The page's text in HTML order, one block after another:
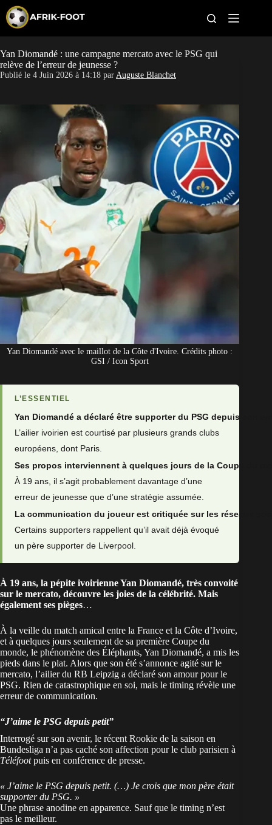
p
t
o
c
o
t
CAN féminine
Classement
Paris sportifs
Yan Diomandé : une campagne mercato avec le PSG qui
relève de l’erreur de jeunesse ?
Publié le 4 Juin 2026 à 14:18 par Auguste Blanchet
Yan Diomandé avec le maillot de la Côte d'Ivoire. Crédits photo :
GSI / Icon Sport
L’ESSENTIEL
Yan Diomandé a déclaré être supporter du PSG depuis son
L’ailier ivoirien est courtisé par plusieurs grands clubs
européens, dont Paris.
Ses propos interviennent à quelques jours de la Coupe du
À 19 ans, il s’agit probablement davantage d’une
erreur de jeunesse que d’une stratégie assumée.
La communication du joueur est critiquée sur les réseaux
Certains supporters rappellent qu’il avait déjà évoqué
un père supporter de Liverpool.
À 19 ans, la pépite ivoirienne Yan Diomandé, très convoité
sur le mercato, découvre les joies de la célébrité. Mais
également ses pièges…
À la veille du match amical entre la France et la Côte d’Ivoire,
et à quelques jours seulement de sa première Coupe du
monde, le phénomène des Éléphants, Yan Diomandé, a mis les
pieds dans le plat. Alors que son été s’annonce agité sur le
mercato, l’ailier du RB Leipzig a déclaré son amour pour le
PSG. Rien de catastrophique en soi, mais le timing révèle une
erreur de communication.
“J’aime le PSG depuis petit”
Interrogé sur son avenir, le récent Rookie de la saison en
Bundesliga n’a pas caché son affection pour le club parisien à
Téléfootpuis en conférence de presse.
« J’aime le PSG depuis petit. (…) Je crois que mon père était
supporter du PSG. »
Une phrase anodine en apparence. Sauf que le timing n’est
pas le meilleur.